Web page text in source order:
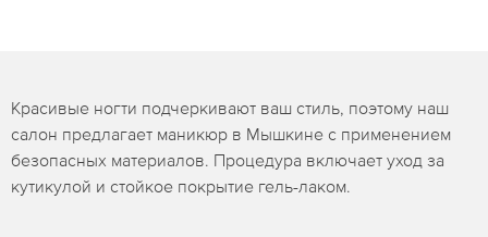
Красивые ногти подчеркивают ваш стиль, поэтому наш
салон предлагает маникюр в Мышкине с применением
безопасных материалов. Процедура включает уход за
кутикулой и стойкое покрытие гель-лаком.